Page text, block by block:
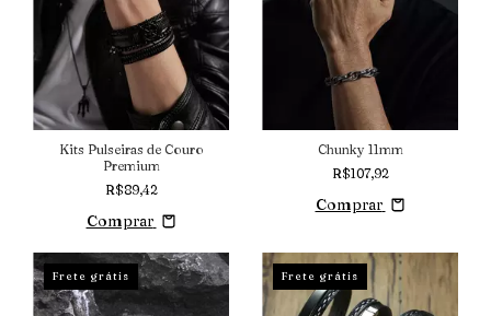
Kits Pulseiras de Couro
Premium
R$89,42
Comprar
Chunky 11mm
R$107,92
Comprar
Frete grátis Frete grátis